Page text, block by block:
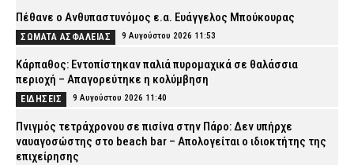
Πέθανε ο Ανθυπαστυνόμος ε.α. Ευάγγελος Μπούκουρας
ΣΩΜΑΤΑ ΑΣΦΑΛΕΙΑΣ 9 Αυγούστου 2026 11:53
Κάρπαθος: Εντοπίστηκαν παλιά πυρομαχικά σε θαλάσσια
περιοχή – Απαγορεύτηκε η κολύμβηση
ΕΙΔΗΣΕΙΣ 9 Αυγούστου 2026 11:40
Πνιγμός τετράχρονου σε πισίνα στην Πάρο: Δεν υπήρχε
ναυαγοσώστης στο beach bar – Απολογείται ο ιδιοκτήτης της
επιχείρησης